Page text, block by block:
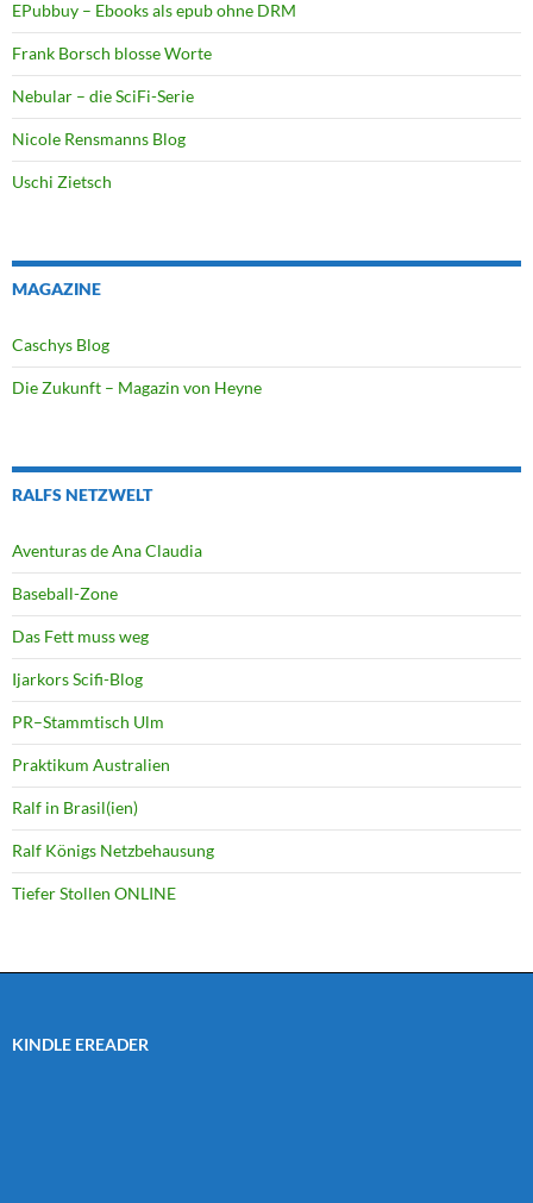
EPubbuy – Ebooks als epub ohne DRM
Frank Borsch blosse Worte
Nebular – die SciFi-Serie
Nicole Rensmanns Blog
Uschi Zietsch
MAGAZINE
Caschys Blog
Die Zukunft – Magazin von Heyne
RALFS NETZWELT
Aventuras de Ana Claudia
Baseball-Zone
Das Fett muss weg
Ijarkors Scifi-Blog
PR–Stammtisch Ulm
Praktikum Australien
Ralf in Brasil(ien)
Ralf Königs Netzbehausung
Tiefer Stollen ONLINE
KINDLE EREADER